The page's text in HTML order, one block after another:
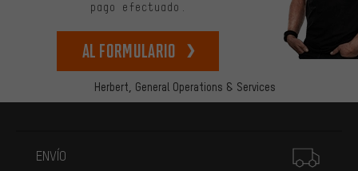
Herbert, General Operations & Services
pago efectuado.
Al formulario
ENVÍO